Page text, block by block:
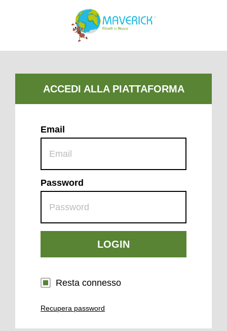
Email
Password
LOGIN
Resta connesso
Recupera password